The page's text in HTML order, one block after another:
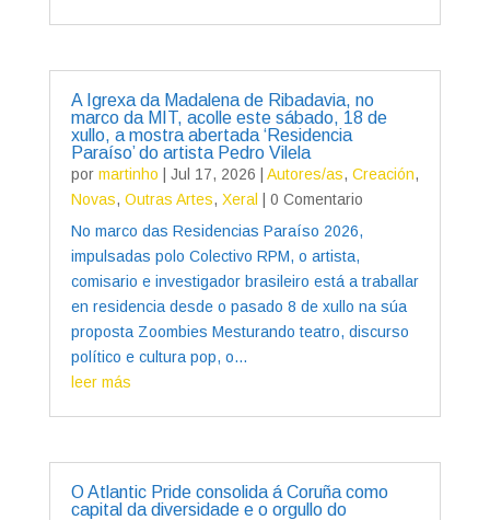
A Igrexa da Madalena de Ribadavia, no
marco da MIT, acolle este sábado, 18 de
xullo, a mostra abertada ‘Residencia
Paraíso’ do artista Pedro Vilela
por martinho Jul 17, 2026 Autores/as, Creación,
Novas, Outras Artes, Xeral
| 0 Comentario
No marco das Residencias Paraíso 2026,
impulsadas polo Colectivo RPM, o artista,
comisario e investigador brasileiro está a traballar
en residencia desde o pasado 8 de xullo na súa
proposta Zoombies Mesturando teatro, discurso
político e cultura pop, o...
leer más
O Atlantic Pride consolida á Coruña como
capital da diversidade e o orgullo do